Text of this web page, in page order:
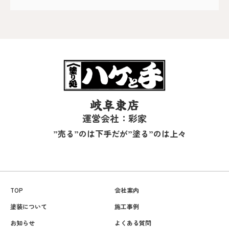
岐阜東店
運営会社：彩家
”売る”のは下手だが”塗る”のは上々
TOP
会社案内
塗装について
施工事例
お知らせ
よくある質問